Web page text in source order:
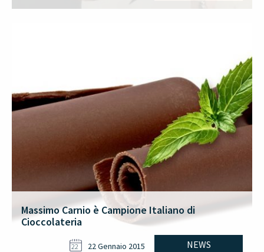
Massimo Carnio è Campione Italiano di
Cioccolateria
NEWS
22 22 Gennaio 2015